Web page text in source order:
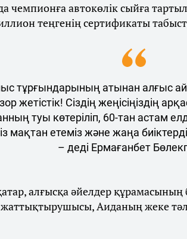
чемпионға автокөлік сыйға
теңгенің сертификаты
тұрғындарының атынан алғыс
жетістік! Сіздің жеңісіңіздің
туы көтеріліп, 60-тан астам
мақтан етеміз және жаңа
– деді Ермағанбет
алғысқа әйелдер құрамасының
жаттықтырушысы, Аиданың жеке